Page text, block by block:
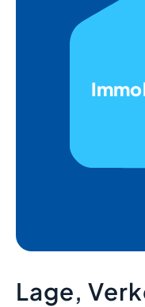
Lage,